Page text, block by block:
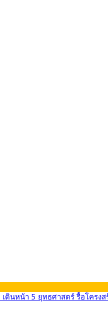
เดินหน้า 5 ยุทธศาสตร์ รื้อโครง